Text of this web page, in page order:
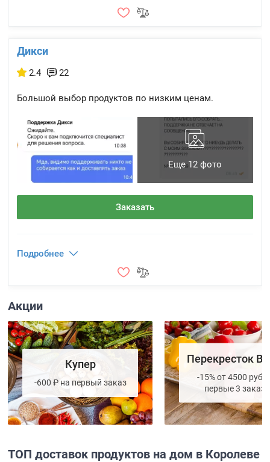
Дикси
2.4 22
Большой выбор продуктов по низким ценам.
Еще 12 фото
Заказать
Подробнее
Акции
Купер
-600 ₽ на первый заказ
Перекресток
-15% от 4500 руб.
первые 3 заказа
ТОП доставок продуктов на дом в Королеве